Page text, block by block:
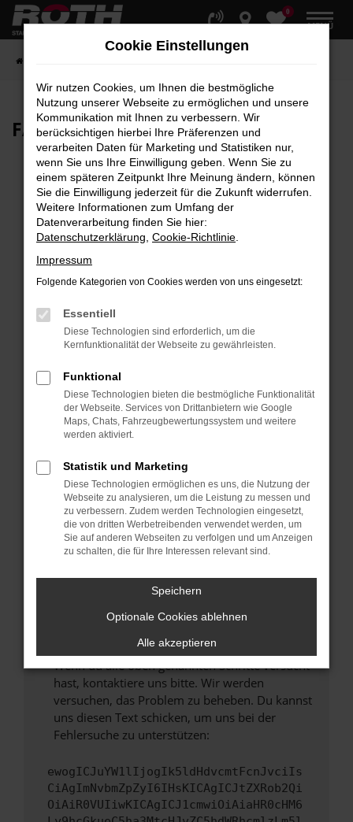
Zum
Hauptinhalt
0
MENÜ
FAHRZEUG-SHOWROOM
Fehler: Network Error
Beim Laden ist ein Fehler aufgetreten.
Hier sind ein paar Tipps, die dir helfen können:
Überprüfe deine Firewall und deine
Laden andere Webseiten, zum Beispiel deine
Suchmaschine?
Prüfe deine Browsererweiterungen.
Manche Erweiterungen, wie Werbeblocker,
können das Laden bestimmter Seiten
verhindern. Funktioniert die Seite in einem
anderen Browser oder in einem privaten
Fenster?
Starte dein Gerät neu.
Das kann manchmal helfen, vorübergehende
Probleme zu beheben.
Stelle sicher, dass dein Browser und dein
Betriebssystem auf dem neuesten Stand
sind.
Sicherheitsrisiko, sondern kann auch dazu
unterstützt werden.
Wende dich an den Webseitenbetreiber.
Wenn du alle oben genannten Schritte versucht
hast, kontaktiere uns bitte. Wir werden
versuchen, das Problem zu beheben. Du kannst
uns diesen Text schicken, um uns bei der
Fehlersuche zu unterstützen:
ewogICJuYW1lIjogIk5ldHdvcmtFcnJvciIs
CiAgImNvbmZpZyI6IHsKICAgICJtZXRob2Qi
OiAiR0VUIiwKICAgICJ1cmwiOiAiaHR0cHM6
Cookie Einstellungen
Wir nutzen Cookies, um Ihnen die bestmögliche
Nutzung unserer Webseite zu ermöglichen und unsere
Kommunikation mit Ihnen zu verbessern. Wir
berücksichtigen hierbei Ihre Präferenzen und
verarbeiten Daten für Marketing und Statistiken nur,
wenn Sie uns Ihre Einwilligung geben. Wenn Sie zu
einem späteren Zeitpunkt Ihre Meinung ändern, können
Sie die Einwilligung jederzeit für die Zukunft widerrufen.
Weitere Informationen zum Umfang der
Datenverarbeitung finden Sie hier:
Datenschutzerklärung Cookie-Richtlinie
Impressum
Folgende Kategorien von Cookies werden von uns eingesetzt:
Essentiell
Diese Technologien sind erforderlich, um die
Kernfunktionalität der Webseite zu gewährleisten.
Funktional
Diese Technologien bieten die bestmögliche Funktionalität
der Webseite. Services von Drittanbietern wie Google
Maps, Chats, Fahrzeugbewertungssystem und weitere
werden aktiviert.
Statistik und Marketing
Diese Technologien ermöglichen es uns, die Nutzung der
Webseite zu analysieren, um die Leistung zu messen und
zu verbessern. Zudem werden Technologien eingesetzt,
die von dritten Werbetreibenden verwendet werden, um
Sie auf anderen Webseiten zu verfolgen und um Anzeigen
zu schalten, die für Ihre Interessen relevant sind.
Speichern
Optionale Cookies ablehnen
Alle akzeptieren